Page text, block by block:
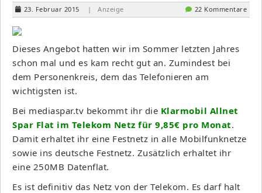
23. Februar 2015 | Anzeige 22 Kommentare
Dieses Angebot hatten wir im Sommer letzten Jahres
schon mal und es kam recht gut an. Zumindest bei
dem Personenkreis, dem das Telefonieren am
wichtigsten ist.
Bei mediaspar.tv bekommt ihr die Klarmobil Allnet
Spar Flat im Telekom Netz für 9,85€ pro Monat.
Damit erhaltet ihr eine Festnetz in alle Mobilfunknetze
sowie ins deutsche Festnetz. Zusätzlich erhaltet ihr
eine 250MB Datenflat.
Es ist definitiv das Netz von der Telekom. Es darf halt